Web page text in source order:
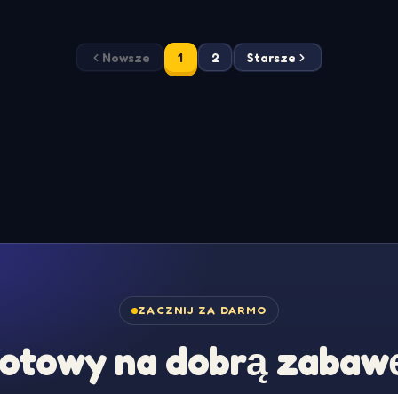
Nowsze 1 2 Starsze
ZACZNIJ ZA DARMO
na dobrą